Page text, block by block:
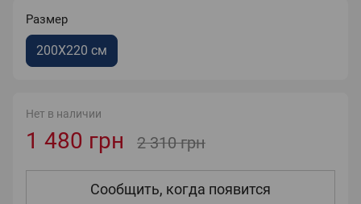
Размер
200Х220 см
Нет в наличии
1 480 грн 2 310 грн
Сообщить, когда появится